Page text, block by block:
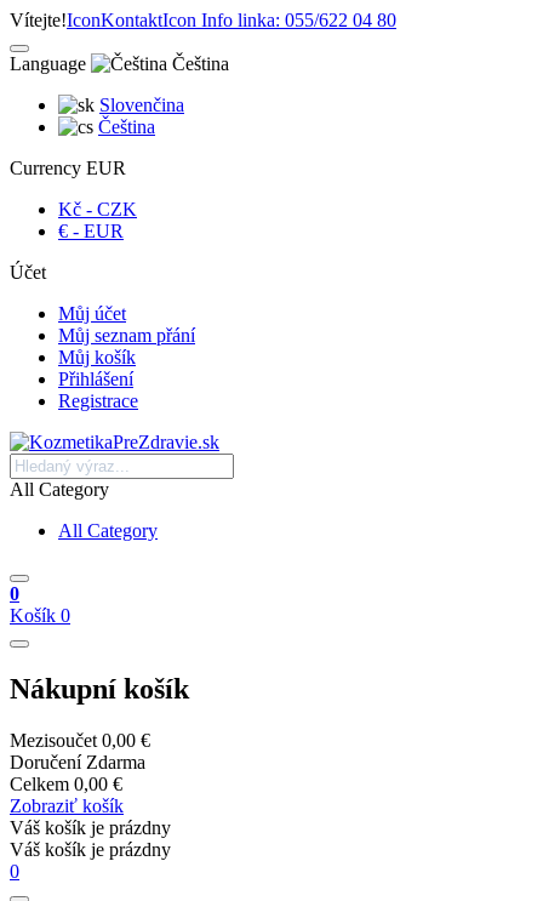
Vítejte!IconKontaktIcon Info linka: 055/622 04 80
Language
Čeština
Slovenčina
Čeština
Currency EUR
Kč - CZK
€ - EUR
Účet
Můj účet
Můj seznam přání
Můj košík
Přihlášení
Registrace
All Category
All Category
0
Košík 0
Nákupní košík
Mezisoučet 0,00 €
Doručení Zdarma
Celkem 0,00 €
Zobraziť košík
Váš košík je prázdny
Váš košík je prázdny
0